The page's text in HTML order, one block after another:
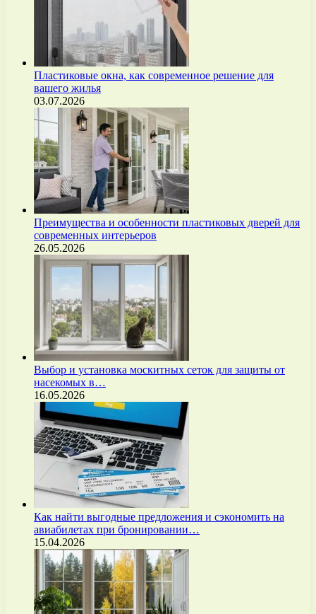
Пластиковые окна, как современное решение для
вашего жилья
03.07.2026
Преимущества и особенности пластиковых дверей для
современных интерьеров
26.05.2026
Выбор и установка москитных сеток для защиты от
насекомых в…
16.05.2026
Как найти выгодные предложения и сэкономить на
авиабилетах при бронировании…
15.04.2026